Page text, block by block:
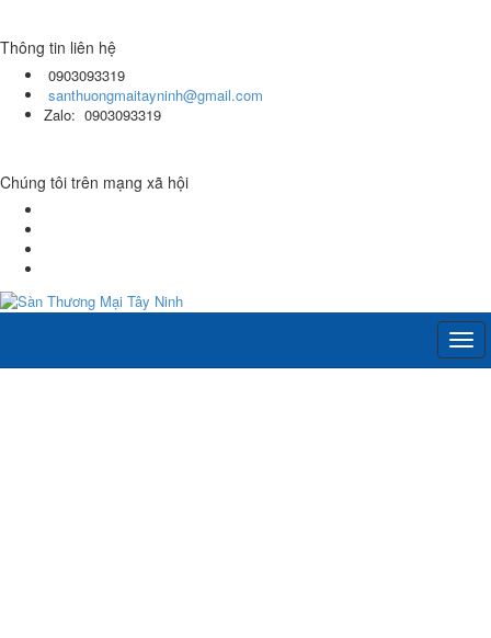
Thông tin liên hệ
0903093319
santhuongmaitayninh@gmail.com
Zalo: 0903093319
Chúng tôi trên mạng xã hội